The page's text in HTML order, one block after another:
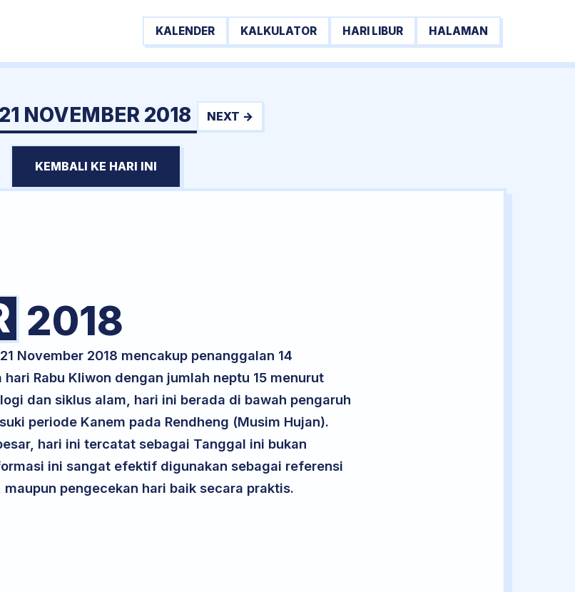
KALENDER KALKULATOR HARI LIBUR HALAMAN
21 NOVEMBER 2018 NEXT →
KEMBALI KE HARI INI
2018
November 2018 mencakup penanggalan 14
Rabu Kliwon dengan jumlah neptu 15 menurut
dan siklus alam, hari ini berada di bawah pengaruh
periode Kanem pada Rendheng (Musim Hujan).
hari ini tercatat sebagai Tanggal ini bukan
ini sangat efektif digunakan sebagai referensi
pengecekan hari baik secara praktis.